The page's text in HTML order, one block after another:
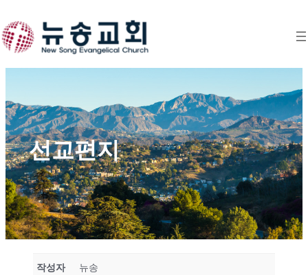
to
content
선교편지
작성자 뉴송